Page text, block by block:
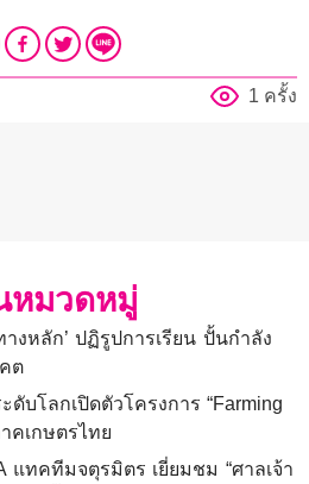
1 ครั้ง
หมวดหมู่
งหลัก’ ปฏิรูปการเรียน ปั้นกำลัง
ต
ดับโลกเปิดตัวโครงการ “Farming
คเกษตรไทย
ทคทีมจตุรมิตร เยี่ยมชม “ศาลเจ้า